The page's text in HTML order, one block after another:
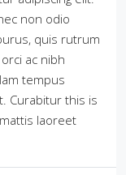
non odio
quis rutrum
ac nibh
tempus
Curabitur this is
laoreet